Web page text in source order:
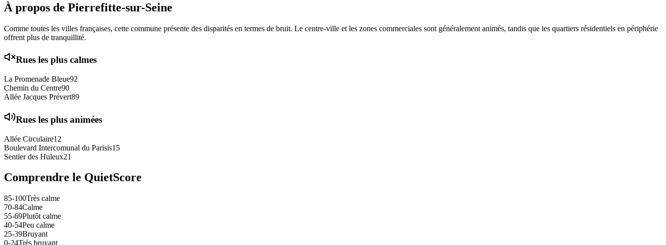
À propos de Pierrefitte-sur-Seine
Comme toutes les villes françaises, cette commune présente des disparités en termes de bruit. Le centre-ville et les zones commerciales sont généralement animés, tandis que les quartiers résidentiels en périphérie
offrent plus de tranquillité.
Rues les plus calmes
La Promenade Bleue92
Chemin du Centre90
Allée Jacques Prévert89
Rues les plus animées
Allée Circulaire12
Boulevard Intercomunal du Parisis15
Sentier des Huleux21
Comprendre le QuietScore
85-100Très calme
70-84Calme
55-69Plutôt calme
40-54Peu calme
25-39Bruyant
0-24Très bruyant